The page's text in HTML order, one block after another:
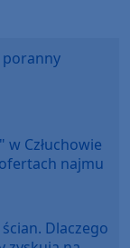
strona
poranny
w Człuchowie
najmu
Dlaczego